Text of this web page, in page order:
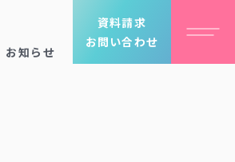
お知らせ
資料請求
お問い合わせ